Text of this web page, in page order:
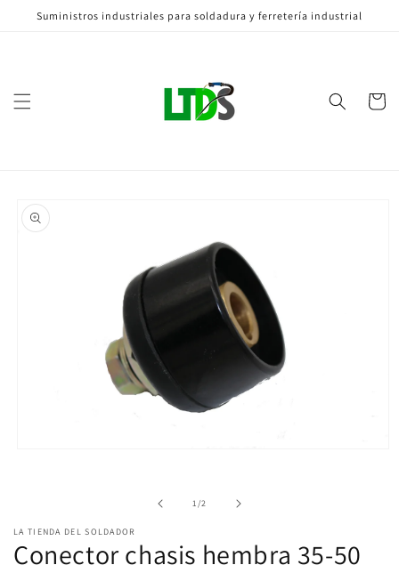
directamente
Suministros industriales para soldadura y ferretería industrial
Carrito
a la
información
1
en
1/de2
LA TIENDA DEL SOLDADOR
Conector chasis hembra 35-50